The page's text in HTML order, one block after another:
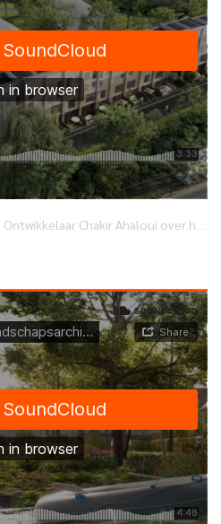
Chakir Ahaloui over het creëren van een gezonde leefomgeving